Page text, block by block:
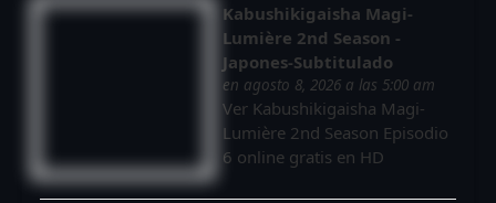
Kabushikigaisha Magi-
Lumière 2nd Season -
Japones-Subtitulado
en agosto 8, 2026 a las 5:00 am
Ver Kabushikigaisha Magi-
Lumière 2nd Season Episodio
6 online gratis en HD